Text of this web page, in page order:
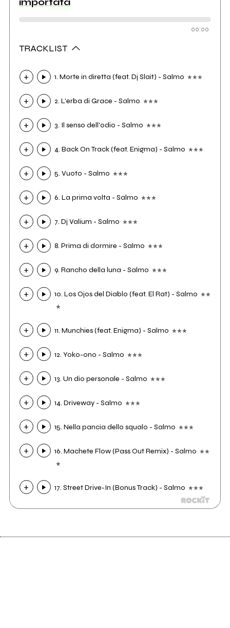
00:00
TRACKLIST
1. Morte in diretta (feat. Dj Slait) - Salmo
2. L'erba di Grace - Salmo
3. Il senso dell'odio - Salmo
4. Back On Track (feat. Enigma) - Salmo
5. Vuoto - Salmo
6. La prima volta - Salmo
7. Dj Valium - Salmo
8. Prima di dormire - Salmo
9. Rancho della luna - Salmo
10. Los Ojos del Diablo (feat. El Rat) - Salmo
11. Munchies (feat. Enigma) - Salmo
12. Yoko-ono - Salmo
13. Un dio personale - Salmo
14. Driveway - Salmo
15. Nella pancia dello squalo - Salmo
16. Machete Flow (Pass Out Remix) - Salmo
17. Street Drive-In (Bonus Track) - Salmo